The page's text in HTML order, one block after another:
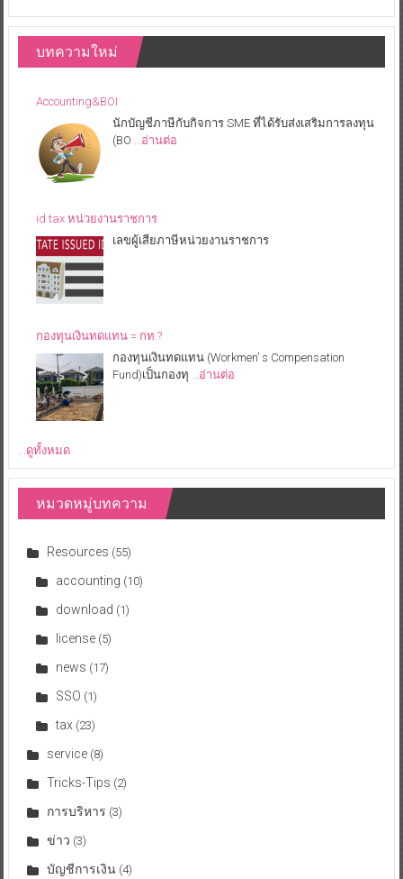
บทความใหม่
Accounting&BOI
นักบัญชีภาษีกับกิจการ SME ที่ได้รับส่งเสริมการลงทุน
(BO …อ่านต่อ
id tax หน่วยงานราชการ
เลขผู้เสียภาษีหน่วยงานราชการ
กองทุนเงินทดแทน = กท.?
กองทุนเงินทดแทน (Workmen’ s Compensation
Fund)เป็นกองทุ …อ่านต่อ
...ดูทั้งหมด
หมวดหมู่บทความ
Resources (55)
accounting (10)
download (1)
license(5)
news (17)
SSO (1)
tax(23)
service(8)
Tricks-Tips (2)
การบริหาร (3)
ข่าว (3)
บัญชีการเงิน(4)